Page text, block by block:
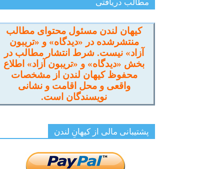
مطالب دریافتی
کیهان لندن مسئول محتوای مطالب
منتشرشده در «دیدگاه» و «تریبون
آزاد» نیست. شرط انتشار مطالب در
بخش «دیدگاه» و «تریبون آزاد» اطلاع
محفوظ کیهان لندن از مشخصات
واقعی و محل اقامت و نشانی
نویسندگان است.
پشتیبانی مالی از کیهانِ لندن